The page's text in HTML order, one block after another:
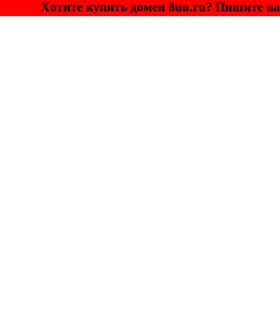
Хотите купить домен 8uu.ru? Пишите на